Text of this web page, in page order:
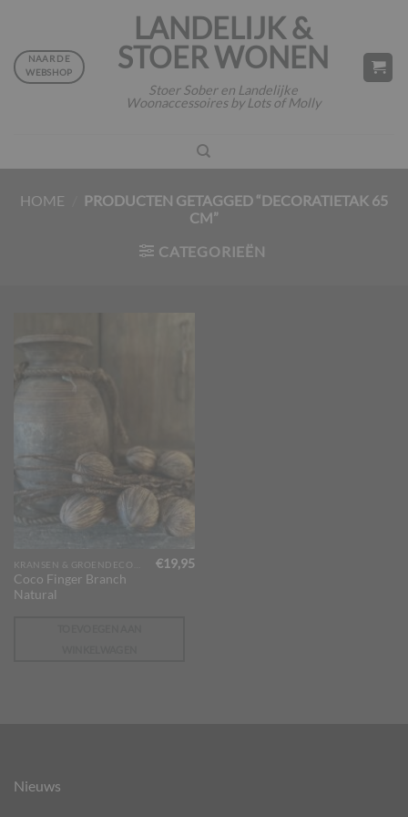
inhoud
LANDELIJK &
STOER WONEN
Stoer Sober en Landelijke
Woonaccessoires by Lots of Molly
NAAR DE
WEBSHOP
HOME
PRODUCTEN GETAGGED “DECORATIETAK 65
CM”
CATEGORIEËN
Coco Finger Branch
Natural
€19,95
Nieuws